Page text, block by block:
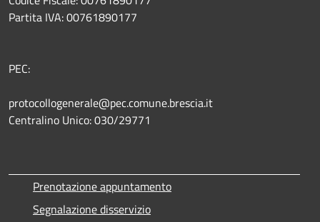
Partita IVA: 00761890177
PEC:
protocollogenerale@pec.comune.brescia.it
Centralino Unico: 030/29771
Prenotazione appuntamento
Segnalazione disservizio